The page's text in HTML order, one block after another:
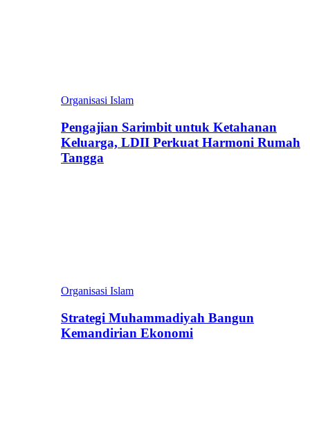
Organisasi Islam
Pengajian Sarimbit untuk Ketahanan
Keluarga, LDII Perkuat Harmoni Rumah
Tangga
Organisasi Islam
Strategi Muhammadiyah Bangun
Kemandirian Ekonomi